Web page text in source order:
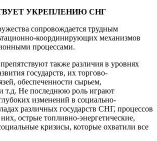
УКРЕПЛЕНИЮ СНГ
сопровождается трудным
координирующих механизмов
процессами.
также различия в уровнях
государств, их торгово-
обеспеченности сырьем,
т.д. Не последнюю роль играют
изменений в социально-
различных государств СНГ, процессов
острые топливно-энергетические,
кризисы, которые охватили все